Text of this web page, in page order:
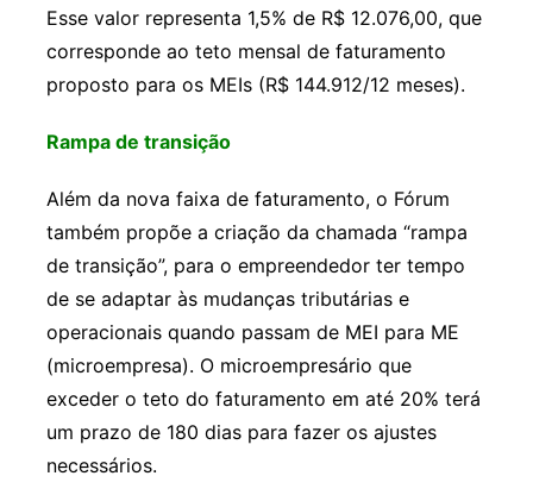
Esse valor representa 1,5% de R$ 12.076,00, que
corresponde ao teto mensal de faturamento
proposto para os MEIs (R$ 144.912/12 meses).
Rampa de transição
Além da nova faixa de faturamento, o Fórum
também propõe a criação da chamada “rampa
de transição”, para o empreendedor ter tempo
de se adaptar às mudanças tributárias e
operacionais quando passam de MEI para ME
(microempresa). O microempresário que
exceder o teto do faturamento em até 20% terá
um prazo de 180 dias para fazer os ajustes
necessários.